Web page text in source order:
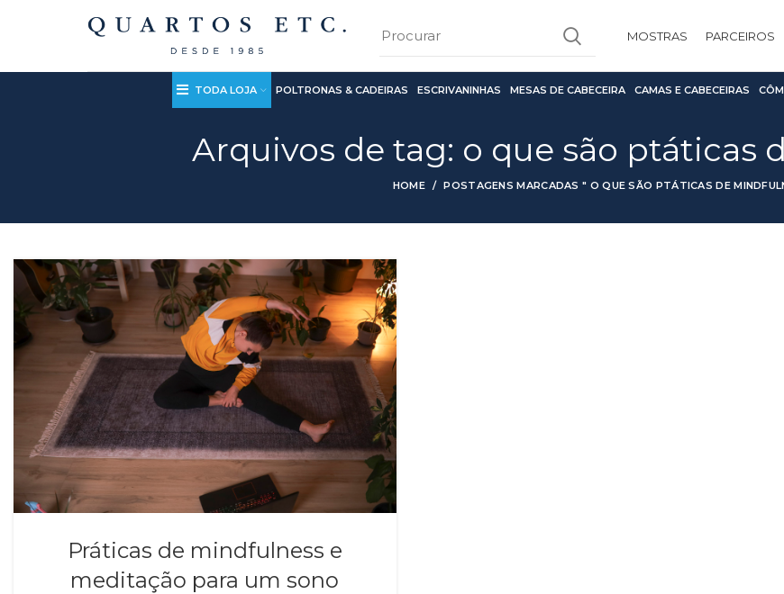
MOSTRAS PARCEIROS
TODA LOJA POLTRONAS & CADEIRAS ESCRIVANINHAS MESAS DE CABECEIRA CAMAS E CABECEIRAS
Arquivos de tag: o que são ptáticas
HOME POSTAGENS MARCADAS " O QUE SÃO PTÁTICAS DE
Práticas de mindfulness e
meditação para um sono